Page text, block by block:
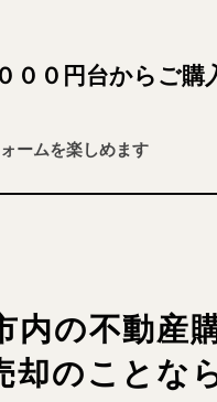
００円台からご購
ームを楽しめます
却のことな